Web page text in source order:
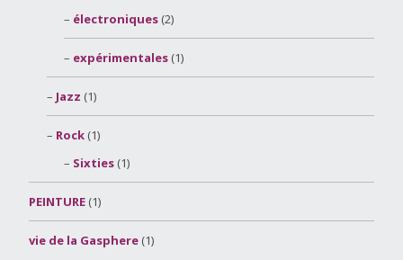
électroniques (2)
expérimentales (1)
Jazz (1)
Rock(1)
Sixties (1)
PEINTURE (1)
vie de la Gasphere (1)